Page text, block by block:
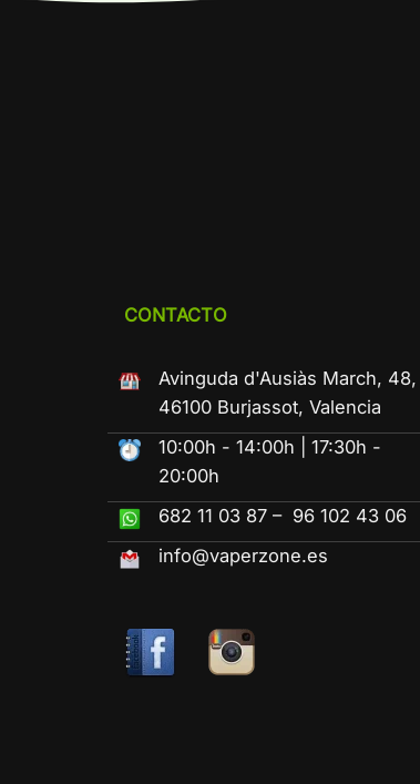
CONTACTO
Avinguda d'Ausiàs March, 48,
46100 Burjassot, Valencia
10:00h - 14:00h | 17:30h -
20:00h
682 11 03 87 – 96 102 43 06
info@vaperzone.es